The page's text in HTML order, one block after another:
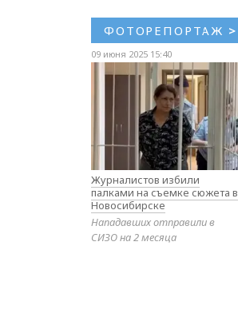
ФОТОРЕПОРТАЖ >
09 июня 2025 15:40
Журналистов избили
палками на съемке сюжета в
Новосибирске
Нападавших отправили в
СИЗО на 2 месяца